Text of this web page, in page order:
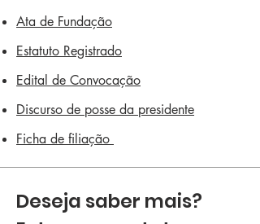
Ata de Fundação
Estatuto Registrado
Edital de Convocação
Discurso de posse da presidente
Ficha de filiação
Deseja saber mais?